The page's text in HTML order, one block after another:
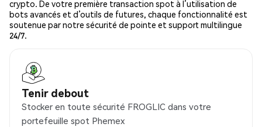
crypto. De votre première transaction spot à l’utilisation de
bots avancés et d’outils de futures, chaque fonctionnalité est
soutenue par notre sécurité de pointe et support multilingue
24/7.
Tenir debout
Stocker en toute sécurité FROGLIC dans votre
portefeuille spot Phemex